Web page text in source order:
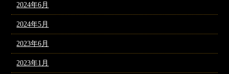
2024年6月
2024年5月
2023年6月
2023年1月